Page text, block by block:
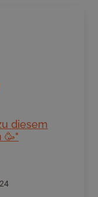
diesem
🥳"